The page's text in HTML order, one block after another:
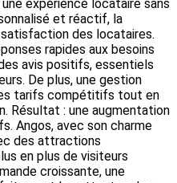
expérience locataire sans
et réactif, la
des locataires.
rapides aux besoins
avis positifs, essentiels
De plus, une gestion
tarifs compétitifs tout en
Résultat : une augmentation
Angos, avec son charme
des attractions
en plus de visiteurs
croissante, une